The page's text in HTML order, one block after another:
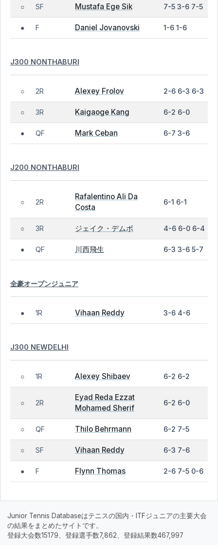
○ SF Mustafa Ege Sik 7-5 3-6 7-5
● F Daniel Jovanovski 1-6 1-6
J300 NONTHABURI
○ 2R Alexey Frolov 2-6 6-3 6-3
○ 3R Kaigaoge Kang 6-2 6-0
● QF Mark Ceban 6-7 3-6
J200 NONTHABURI
○ 2R
Rafalentino Ali Da
Costa
6-1 6-1
○ 3R ジェイク・デムボ 4-6 6-0 6-4
● QF 川西飛生 6-3 3-6 5-7
全豪オープンジュニア
● 1R Vihaan Reddy 3-6 4-6
J300 NEWDELHI
○ 1R Alexey Shibaev 6-2 6-2
○ 2R
Eyad Reda Ezzat
Mohamed Sherif
6-2 6-0
○ QF Thilo Behrmann 6-2 7-5
○ SF Vihaan Reddy 6-3 7-6
● F Flynn Thomas 2-6 7-5 0-6
Junior Tennis Databaseはテニスの国内・ITFジュニアの主要大会
の結果をまとめたサイトです。
登録大会数15179、登録選手数7,862、登録結果数467,997